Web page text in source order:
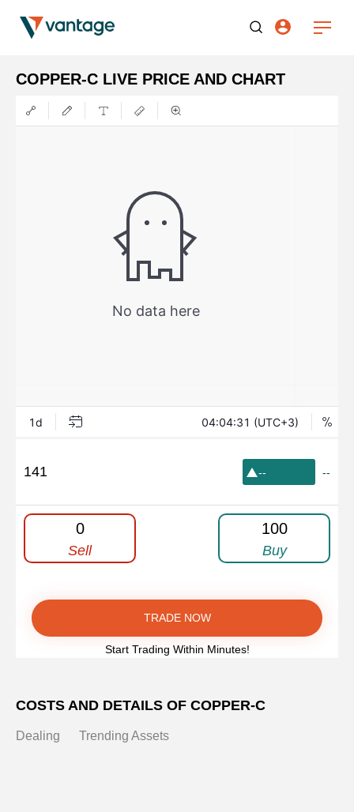
COPPER-C LIVE PRICE AND CHART
141 -- --
0
Sell
100
Buy
TRADE NOW
Start Trading Within Minutes!
COSTS AND DETAILS OF COPPER-C
Dealing Trending Assets